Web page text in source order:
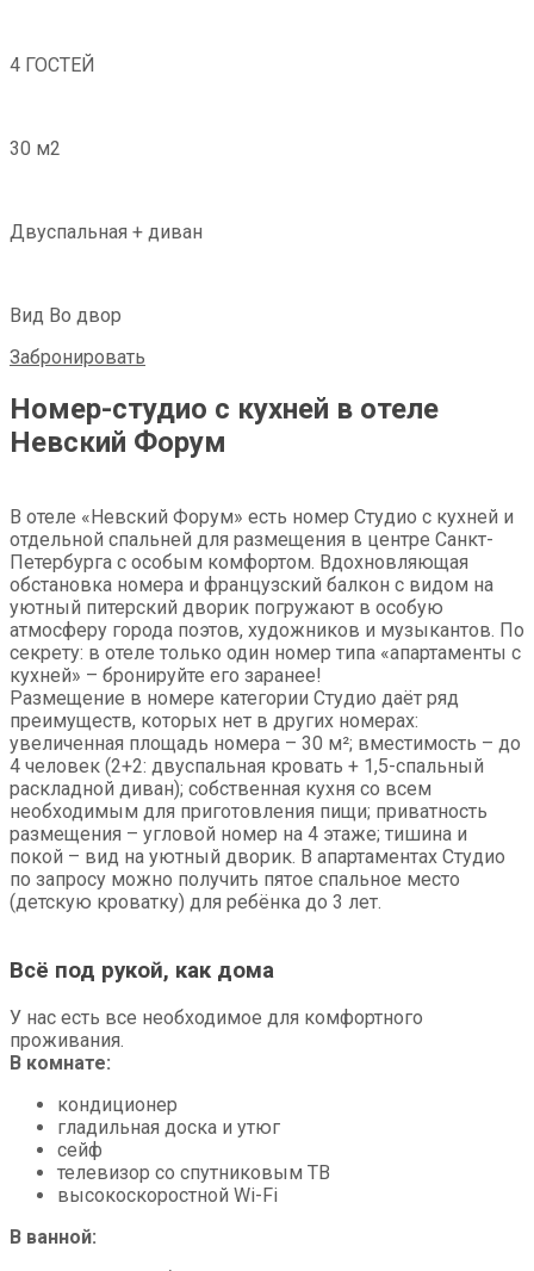
4 ГОСТЕЙ
30 м2
Двуспальная + диван
Вид Во двор
Забронировать
Номер-студио с кухней в отеле
Невский Форум
В отеле «Невский Форум» есть номер Студио с кухней и
отдельной спальней для размещения в центре Санкт-
Петербурга с особым комфортом. Вдохновляющая
обстановка номера и французский балкон с видом на
уютный питерский дворик погружают в особую
атмосферу города поэтов, художников и музыкантов. По
секрету: в отеле только один номер типа «апартаменты с
кухней» – бронируйте его заранее!
Размещение в номере категории Студио даёт ряд
преимуществ, которых нет в других номерах:
увеличенная площадь номера – 30 м²; вместимость – до
4 человек (2+2: двуспальная кровать + 1,5-спальный
раскладной диван); собственная кухня со всем
необходимым для приготовления пищи; приватность
размещения – угловой номер на 4 этаже; тишина и
покой – вид на уютный дворик. В апартаментах Студио
по запросу можно получить пятое спальное место
(детскую кроватку) для ребёнка до 3 лет.
Всё под рукой, как дома
У нас есть все необходимое для комфортного
проживания.
В комнате:
кондиционер
гладильная доска и утюг
сейф
телевизор со спутниковым ТВ
высокоскоростной Wi-Fi
В ванной: